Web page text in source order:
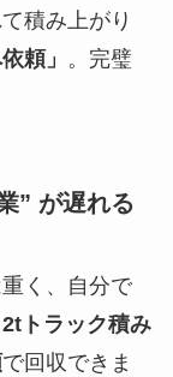
積み上がり
頼」 。完璧
” が遅れる
く、自分で
2tトラック積み
で回収できま